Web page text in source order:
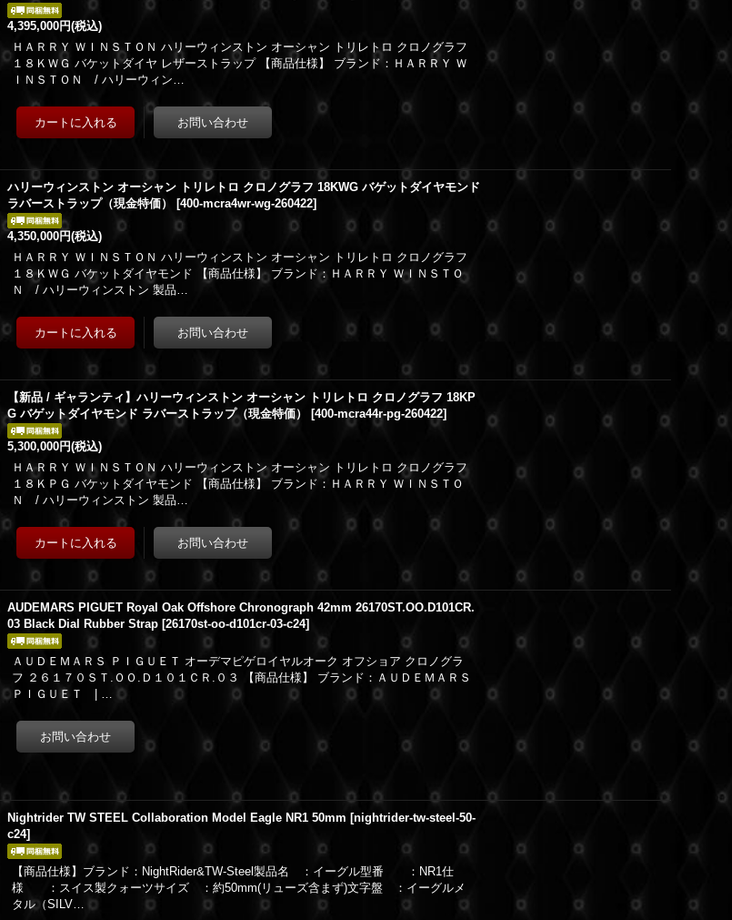
4,395,000円(税込)
ＨＡＲＲＹ ＷＩＮＳＴＯＮ ハリーウィンストン オーシャン トリレトロ クロノグラフ
１８ＫＷＧ バケットダイヤ レザーストラップ 【商品仕様】 ブランド：ＨＡＲＲＹ Ｗ
ＩＮＳＴＯＮ / ハリーウィン…
ハリーウィンストン オーシャン トリレトロ クロノグラフ 18KWG バゲットダイヤモンド
ラバーストラップ（現金特価）
[400-mcra4wr-wg-260422]
4,350,000円(税込)
ＨＡＲＲＹ ＷＩＮＳＴＯＮ ハリーウィンストン オーシャン トリレトロ クロノグラフ
１８ＫＷＧ バケットダイヤモンド 【商品仕様】 ブランド：ＨＡＲＲＹ ＷＩＮＳＴＯ
Ｎ / ハリーウィンストン 製品…
【新品 / ギャランティ】ハリーウィンストン オーシャン トリレトロ クロノグラフ 18KP
G バゲットダイヤモンド ラバーストラップ（現金特価）
[400-mcra44r-pg-260422]
5,300,000円(税込)
ＨＡＲＲＹ ＷＩＮＳＴＯＮ ハリーウィンストン オーシャン トリレトロ クロノグラフ
１８ＫＰＧ バケットダイヤモンド 【商品仕様】 ブランド：ＨＡＲＲＹ ＷＩＮＳＴＯ
Ｎ / ハリーウィンストン 製品…
AUDEMARS PIGUET Royal Oak Offshore Chronograph 42mm 26170ST.OO.D101CR.
03 Black Dial Rubber Strap [26170st-oo-d101cr-03-c24]
ＡＵＤＥＭＡＲＳ ＰＩＧＵＥＴ オーデマピゲロイヤルオーク オフショア クロノグラ
フ ２６１７０ＳＴ.ＯＯ.Ｄ１０１ＣＲ.０３ 【商品仕様】 ブランド：ＡＵＤＥＭＡＲＳ
ＰＩＧＵＥＴ | …
Nightrider TW STEEL Collaboration Model Eagle NR1 50mm [nightrider-tw-steel-50-
c24]
【商品仕様】ブランド：NightRider&TW-Steel製品名 ：イーグル型番 ：NR1仕
様 ：スイス製クォーツサイズ ：約50mm(リューズ含まず)文字盤 ：イーグルメ
タル（SILV…